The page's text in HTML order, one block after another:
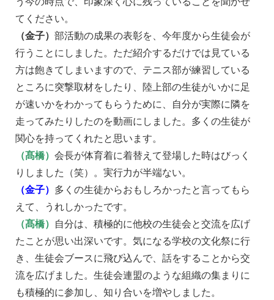
てください。
（金子） 部活動の成果の表彰を、今年度から生徒会が
行うことにしました。ただ紹介するだけでは見ている
方は飽きてしまいますので、テニス部が練習している
ところに突撃取材をしたり、陸上部の生徒がいかに足
が速いかをわかってもらうために、自分が実際に隣を
走ってみたりしたのを動画にしました。多くの生徒が
関心を持ってくれたと思います。
（髙橋） 会長が体育着に着替えて登場した時はびっく
りしました（笑）。実行力が半端ない。
（金子） 多くの生徒からおもしろかったと言ってもら
えて、うれしかったです。
（髙橋） 自分は、積極的に他校の生徒会と交流を広げ
たことが思い出深いです。気になる学校の文化祭に行
き、生徒会ブースに飛び込んで、話をすることから交
流を広げました。生徒会連盟のような組織の集まりに
も積極的に参加し、知り合いを増やしました。